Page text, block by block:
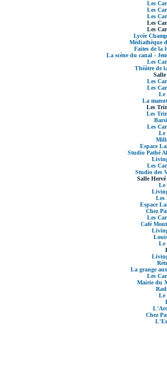
Les
Les
Les
Les
Les
Lycée
Médiathèque
Faites de la
La scène du canal -
Les
Théâtre de
Salle
Les
Les
Le
La
Les
Les
Les
Le
Espace
Studio Pathé
Les
Studio des
Salle
Le
Les
Espace
Chez
Les
Café
Le
La grange
Les
Mairie du
Le
Chez